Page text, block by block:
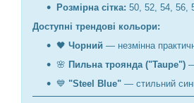
Розмірна сітка: 50, 52, 54, 56,
Доступні трендові кольори:
🖤 Чорний — незмінна
🌸 Пильна троянда ("Taupe")
💙 "Steel Blue" — стильний